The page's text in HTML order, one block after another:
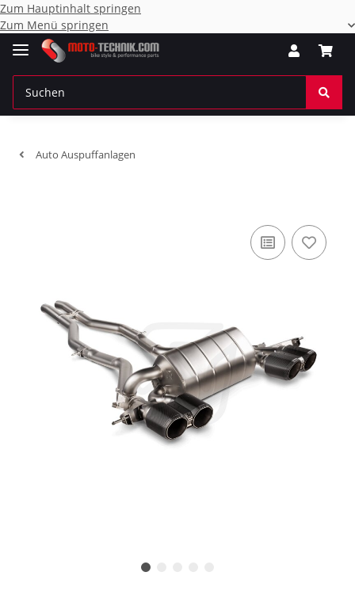
Zum Hauptinhalt springen
Zum Menü springen
Auto Auspuffanlagen